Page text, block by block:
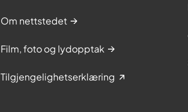
Om nettstedet
Film, foto og lydopptak
Tilgjengelighetserklæring